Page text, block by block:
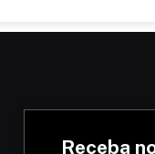
Receba